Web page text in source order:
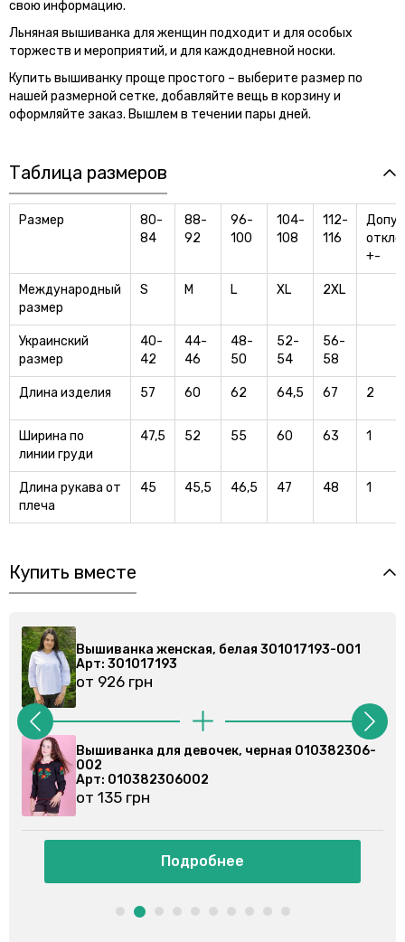
свою информацию.
Льняная вышиванка для женщин подходит и для особых
торжеств и мероприятий, и для каждодневной носки.
Купить вышиванку проще простого – выберите размер по
нашей размерной сетке, добавляйте вещь в корзину и
оформляйте заказ. Вышлем в течении пары дней.
Таблица размеров
Размер
80-
84
88-
92
96-
100
104-
108
112-
116
+-
Международный
размер
S M L XL 2XL
Украинский
размер
40-
42
44-
46
48-
50
52-
54
56-
58
Длина изделия 57 60 62 64,5 67 2
Ширина по
линии груди
47,5 52 55 60 63 1
Длина рукава от
плеча
45 45,5 46,5 47 48 1
Купить вместе
Вышиванка женская, белая 301017193-001
Арт: 301017193
от 926 грн
Вышиванка для девочки, черная 010375306-
002
Арт: 010375306
от 146 грн
Подробнее